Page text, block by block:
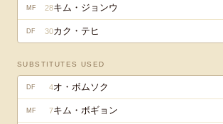
MF 28キム・ジョンウ
DF 30カク・テヒ
SUBSTITUTES USED
DF 4オ・ボムソク
MF 7キム・ボギョン